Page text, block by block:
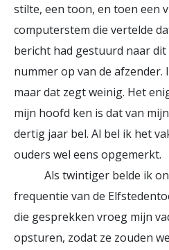
stilte, een toon, en toen een
computerstem die vertelde
bericht had gestuurd naar
nummer op van de afzender.
maar dat zegt weinig. Het
mijn hoofd ken is dat van
dertig jaar bel. Al bel ik het
ouders wel eens opgemerkt.
Als twintiger belde ik
frequentie van de
die gesprekken vroeg mijn
opsturen, zodat ze zouden